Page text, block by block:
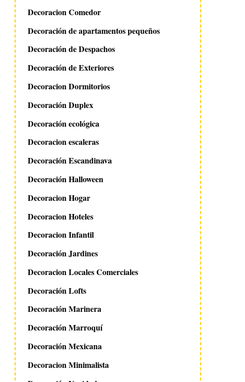
Decoracion Comedor
Decoración de apartamentos pequeños
Decoración de Despachos
Decoración de Exteriores
Decoracion Dormitorios
Decoración Duplex
Decoración ecológica
Decoracion escaleras
Decoración Escandinava
Decoración Halloween
Decoracion Hogar
Decoracion Hoteles
Decoracion Infantil
Decoración Jardines
Decoracion Locales Comerciales
Decoración Lofts
Decoración Marinera
Decoración Marroquí
Decoración Mexicana
Decoracion Minimalista